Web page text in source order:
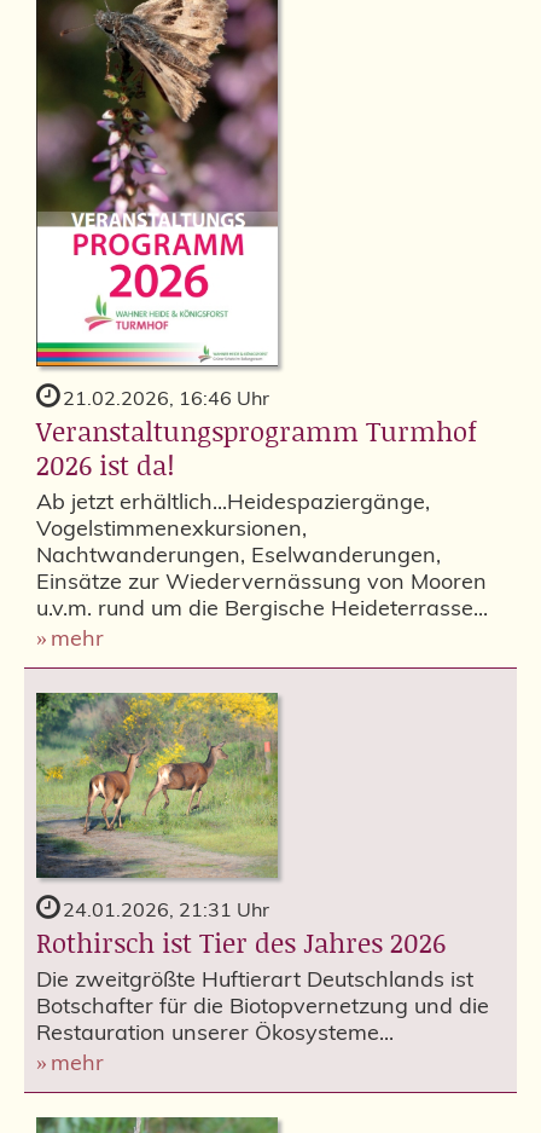
21.02.2026, 16:46 Uhr
Veranstaltungsprogramm Turmhof
2026 ist da!
Ab jetzt erhältlich...Heidespaziergänge,
Vogelstimmenexkursionen,
Nachtwanderungen, Eselwanderungen,
Einsätze zur Wiedervernässung von Mooren
u.v.m. rund um die Bergische Heideterrasse...
mehr
24.01.2026, 21:31 Uhr
Rothirsch ist Tier des Jahres 2026
Die zweitgrößte Huftierart Deutschlands ist
Botschafter für die Biotopvernetzung und die
Restauration unserer Ökosysteme...
mehr